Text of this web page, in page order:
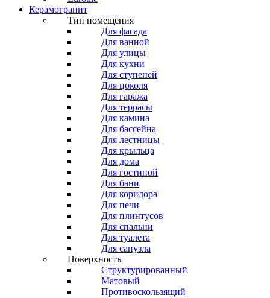
Керамогранит
Тип помещения
Для фасада
Для ванной
Для улицы
Для кухни
Для ступеней
Для цоколя
Для гаража
Для террасы
Для камина
Для бассейна
Для лестницы
Для крыльца
Для дома
Для гостиной
Для бани
Для коридора
Для печи
Для плинтусов
Для спальни
Для туалета
Для санузла
Поверхность
Структурированный
Матовый
Противоскользящий